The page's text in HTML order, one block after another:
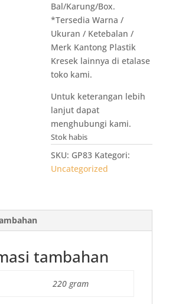
Bal/Karung/Box.
*Tersedia Warna /
Ukuran / Ketebalan /
Merk Kantong Plastik
Kresek lainnya di etalase
toko kami.
Untuk keterangan lebih
lanjut dapat
menghubungi kami.
Stok habis
SKU: GP83 Kategori:
Uncategorized
tambahan
220 gram